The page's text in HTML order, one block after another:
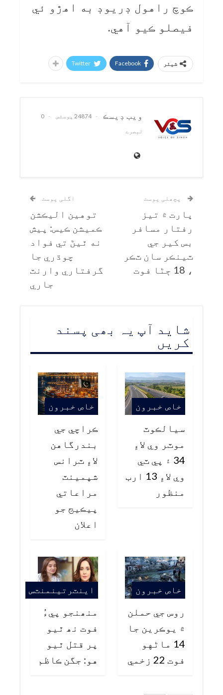
ڪوچ راهول ڊريوڊ به اهڙو ئي
فيصلو ڪيو آهي.
شیئر Facebook
Twitter
ويب ڊيسڪ 24874 پوسٹس
0
تبصرے
پچھلی پوسٹ
ڀارت ۾ تيز
رفتار مسافر
بس کير جي
ٽينڪر سان ٽڪر
، 18 ڄڻا فوت
اگلی پوسٹ
توهين اليڪشن
ڪميشن ڪيس: پيش
نه ٿيڻ تي فواد
چوڌري جا
گرفتاري وارنٽ
جاري
شاید آپ یہ بھی پسند
کریں
خاص خبرون
سيالڪوٽ
موٽر وي لاءِ
34 ۽ پي ٽي
وي لاءِ 13 ارب
منظور
خاص خبرون
ڪراچي جي
بندرگاهن
لاءِ ٽرانس
شپمينٽ
مراعاتي
پيڪيج جو
اعلان
خاص خبرون
روس جي حملن
۾ يوڪرين جا
14 ماڻهو
فوت 22 زخمي
اينٽرتينمنٽس
منھنجو پيءُ
فوت نھ ٿيو
پر قتل ٿيو
هو: جگن ڪاظم